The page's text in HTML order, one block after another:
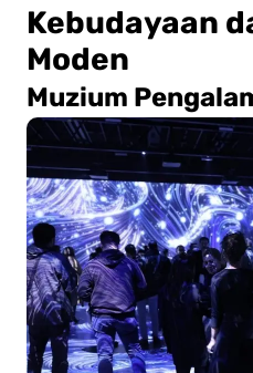
Kebudayaan
Moden
Muzium